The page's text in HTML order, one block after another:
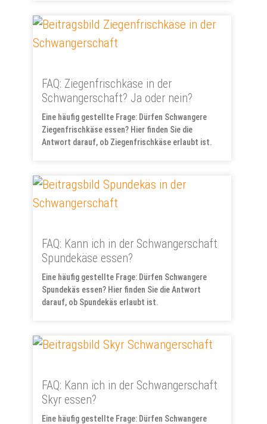
FAQ: Ziegenfrischkäse in der
Schwangerschaft? Ja oder nein?
Eine häufig gestellte Frage: Dürfen Schwangere
Ziegenfrischkäse essen? Hier finden Sie die
Antwort darauf, ob Ziegenfrischkäse erlaubt ist.
FAQ: Kann ich in der Schwangerschaft
Spundekäse essen?
Eine häufig gestellte Frage: Dürfen Schwangere
Spundekäs essen? Hier finden Sie die Antwort
darauf, ob Spundekäs erlaubt ist.
FAQ: Kann ich in der Schwangerschaft
Skyr essen?
Eine häufig gestellte Frage: Dürfen Schwangere